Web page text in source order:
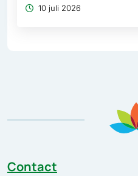
10 juli 2026
Contact